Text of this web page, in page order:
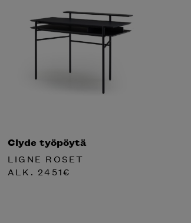
Clyde työpöytä
LIGNE ROSET
ALK. 2451€